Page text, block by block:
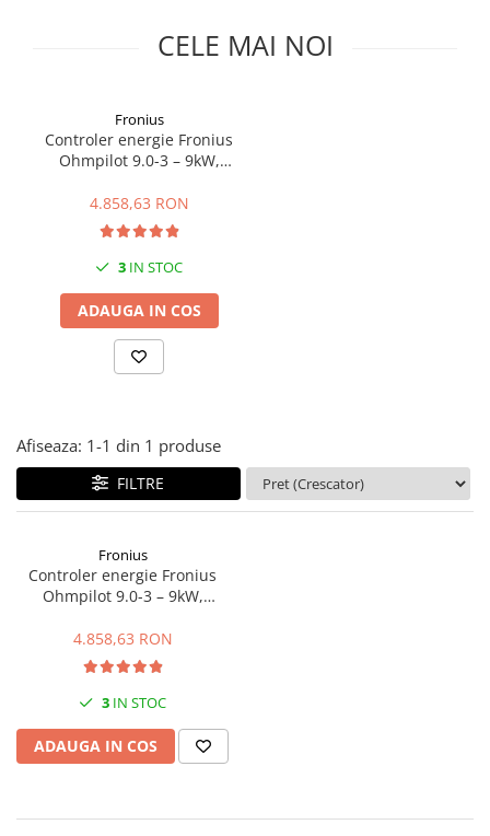
Cabluri semnalizare si controlCELE MAI NOI
Fronius
Controler energie Fronius
Ohmpilot 9.0-3 – 9kW,
incalzire apa
4.858,63 RON
3 IN STOC
ADAUGA IN COS
Afiseaza: 1-1 din 1 produse
FILTRE
Fronius
Controler energie Fronius
Ohmpilot 9.0-3 – 9kW,
incalzire apa
4.858,63 RON
3 IN STOC
ADAUGA IN COS